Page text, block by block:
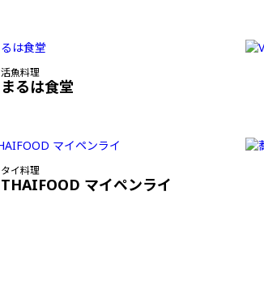
活魚料理
まるは食堂
タイ料理
THAIFOOD マイペンライ